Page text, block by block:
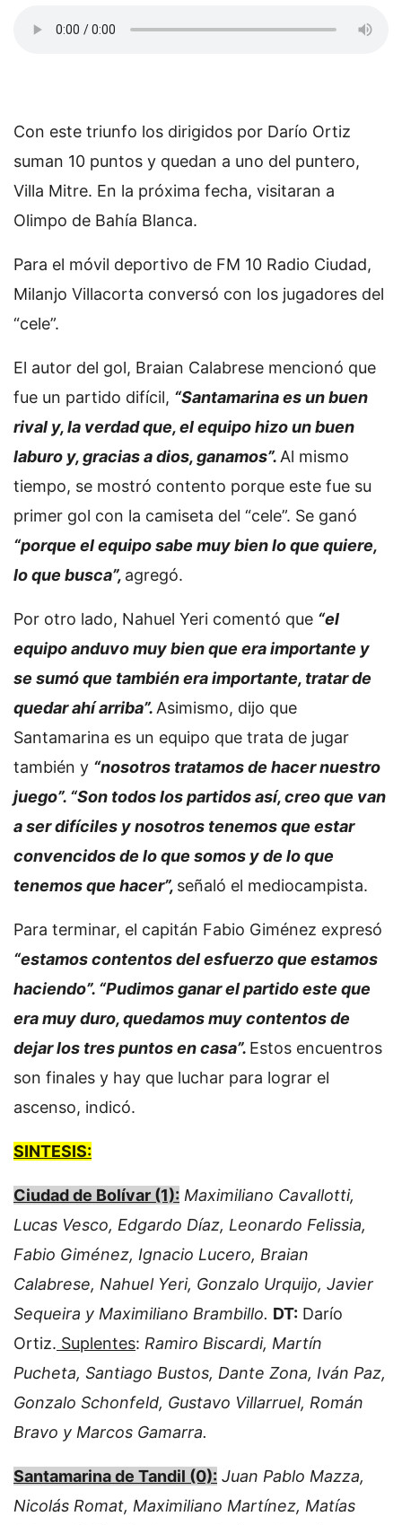
Con este triunfo los dirigidos por Darío Ortiz
suman 10 puntos y quedan a uno del puntero,
Villa Mitre. En la próxima fecha, visitaran a
Olimpo de Bahía Blanca.
Para el móvil deportivo de FM 10 Radio Ciudad,
Milanjo Villacorta conversó con los jugadores del
“cele”.
El autor del gol, Braian Calabrese mencionó que
fue un partido difícil, “Santamarina es un buen
rival y, la verdad que, el equipo hizo un buen
laburo y, gracias a dios, ganamos”.Al mismo
tiempo, se mostró contento porque este fue su
primer gol con la camiseta del “cele”. Se ganó
“porque el equipo sabe muy bien lo que quiere,
lo que busca”, agregó.
Por otro lado, Nahuel Yeri comentó que “el
equipo anduvo muy bien que era importante y
se sumó que también era importante, tratar de
quedar ahí arriba”.Asimismo, dijo que
Santamarina es un equipo que trata de jugar
también y “nosotros tratamos de hacer nuestro
juego”. “Son todos los partidos así, creo que van
a ser difíciles y nosotros tenemos que estar
convencidos de lo que somos y de lo que
tenemos que hacer”, señaló el mediocampista.
Para terminar, el capitán Fabio Giménez expresó
“estamos contentos del esfuerzo que estamos
haciendo”. “Pudimos ganar el partido este que
era muy duro, quedamos muy contentos de
dejar los tres puntos en casa”. Estos encuentros
son finales y hay que luchar para lograr el
ascenso, indicó.
SINTESIS:
Ciudad de Bolívar (1): Maximiliano Cavallotti,
Lucas Vesco, Edgardo Díaz, Leonardo Felissia,
Fabio Giménez, Ignacio Lucero, Braian
Calabrese, Nahuel Yeri, Gonzalo Urquijo, Javier
Sequeira y Maximiliano Brambillo. DT: Darío
Ortiz. Suplentes: Ramiro Biscardi, Martín
Pucheta, Santiago Bustos, Dante Zona, Iván Paz,
Gonzalo Schonfeld, Gustavo Villarruel, Román
Bravo y Marcos Gamarra.
Santamarina de Tandil (0): Juan Pablo Mazza,
Nicolás Romat, Maximiliano Martínez, Matías